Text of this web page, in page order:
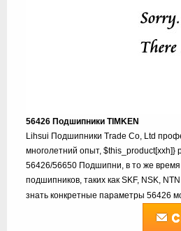
56426 Подшипники TIMKEN
Lihsui Подшипники Trade Co, Ltd
многолетний опыт,
56426/56650 Подшипни, в то же время
подшипников, таких как SKF, NSK,
знать конкретные параметры 56426